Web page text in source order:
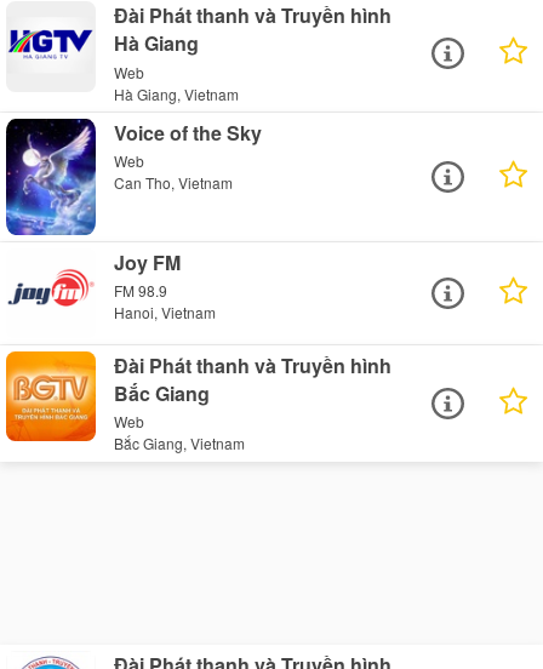
Đài Phát thanh và Truyền hình
Hà Giang
Web
Hà Giang, Vietnam
Voice of the Sky
Web
Can Tho, Vietnam
Joy FM
FM 98.9
Hanoi, Vietnam
Đài Phát thanh và Truyền hình
Bắc Giang
Web
Bắc Giang, Vietnam